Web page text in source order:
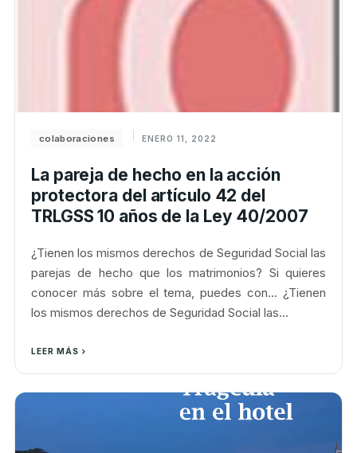
colaboraciones ENERO 11, 2022
La pareja de hecho en la acción
protectora del artículo 42 del
TRLGSS 10 años de la Ley 40/2007
¿Tienen los mismos derechos de Seguridad Social las
parejas de hecho que los matrimonios? Si quieres
conocer más sobre el tema, puedes con... ¿Tienen
los mismos derechos de Seguridad Social las...
LEER MÁS